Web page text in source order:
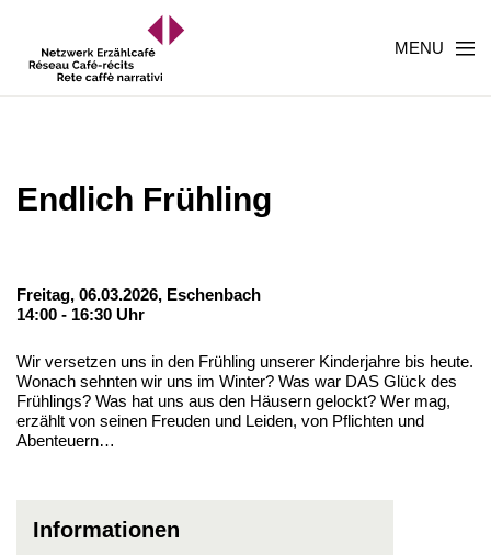
MENU
Endlich Frühling
Freitag, 06.03.2026, Eschenbach
14:00 - 16:30 Uhr
Wir versetzen uns in den Frühling unserer Kinderjahre bis heute.
Wonach sehnten wir uns im Winter? Was war DAS Glück des
Frühlings? Was hat uns aus den Häusern gelockt? Wer mag,
erzählt von seinen Freuden und Leiden, von Pflichten und
Abenteuern…
Informationen